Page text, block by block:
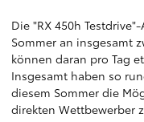
Die "RX 450h
Sommer an insgesamt
können daran pro Tag
Insgesamt haben so
diesem Sommer die
direkten Wettbewerber